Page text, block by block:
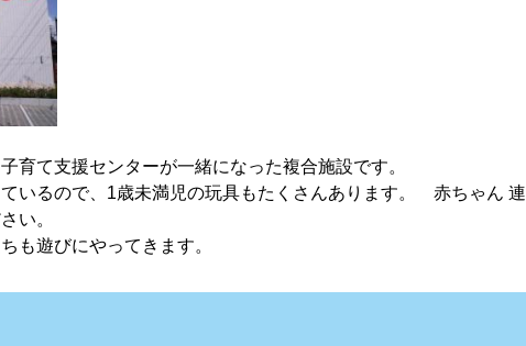
育て支援センターが一緒になった複合施設です。
いるので、1歳未満児の玩具もたくさんあります。 赤ちゃん 連
い。
ちも遊びにやってきます。